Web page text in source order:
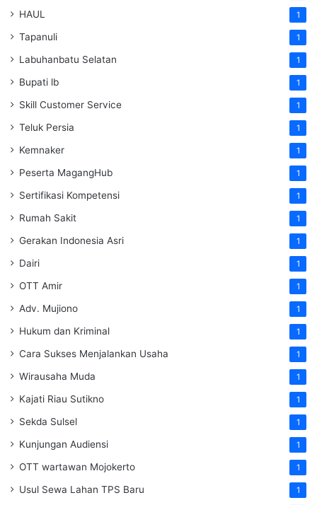
HAUL 1
Tapanuli 1
Labuhanbatu Selatan 1
Bupati lb 1
Skill Customer Service 1
Teluk Persia 1
Kemnaker 1
Peserta MagangHub 1
Sertifikasi Kompetensi 1
Rumah Sakit 1
Gerakan Indonesia Asri 1
Dairi 1
OTT Amir 1
Adv. Mujiono 1
Hukum dan Kriminal 1
Cara Sukses Menjalankan Usaha 1
Wirausaha Muda 1
Kajati Riau Sutikno 1
Sekda Sulsel 1
Kunjungan Audiensi 1
OTT wartawan Mojokerto 1
Usul Sewa Lahan TPS Baru 1